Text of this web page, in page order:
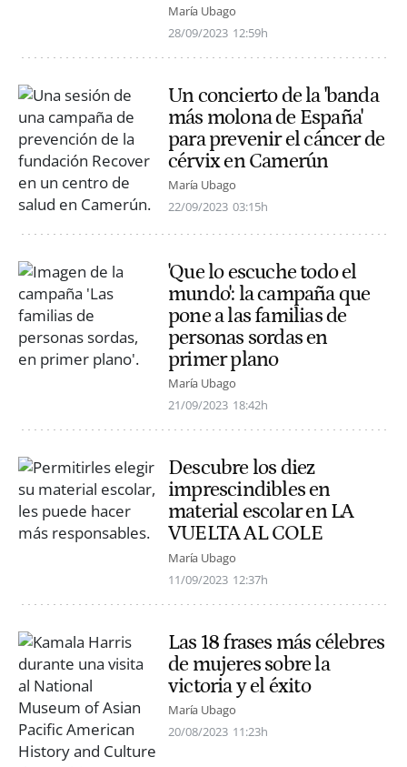
María Ubago
28/09/2023 12:59h
Un concierto de la 'banda
más molona de España'
para prevenir el cáncer de
cérvix en Camerún
María Ubago
22/09/2023 03:15h
'Que lo escuche todo el
mundo': la campaña que
pone a las familias de
personas sordas en
primer plano
María Ubago
21/09/2023 18:42h
Descubre los diez
imprescindibles en
material escolar en LA
VUELTA AL COLE
María Ubago
11/09/2023 12:37h
Las 18 frases más célebres
de mujeres sobre la
victoria y el éxito
María Ubago
20/08/2023 11:23h